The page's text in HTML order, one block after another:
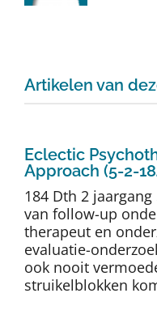
Over Dth
Contact
Artikelen van
Eclectic
Approach (5-2-
184 Dth 2
van follow-up
therapeut en
evaluatie-
ook nooit
struikelblokken